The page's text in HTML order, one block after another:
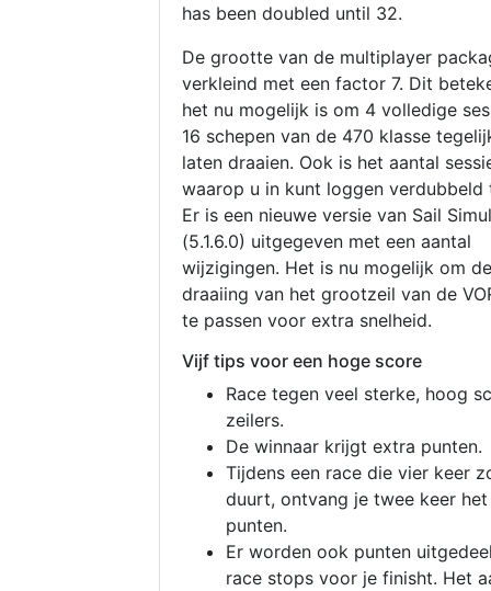
has been doubled until 32.
De grootte van de multiplayer
verkleind met een factor 7. Dit
het nu mogelijk is om 4 volledige
16 schepen van de 470 klasse
laten draaien. Ook is het aantal
waarop u in kunt loggen verdubbeld
Er is een nieuwe versie van Sail
(5.1.6.0) uitgegeven met een aantal
wijzigingen. Het is nu mogelijk om de
draaiing van het grootzeil van de
te passen voor extra snelheid.
Vijf tips voor een hoge score
Race tegen veel sterke, hoog
zeilers.
De winnaar krijgt extra punten.
Tijdens een race die vier keer
duurt, ontvang je twee keer
punten.
Er worden ook punten
race stops voor je finisht. Het